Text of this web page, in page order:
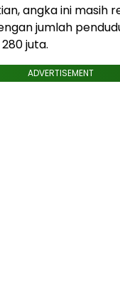
angka ini masih
jumlah
juta.
ADVERTISEMENT